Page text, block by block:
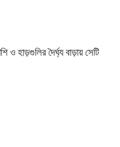
ও হাড়গুলির দৈর্ঘ্য বাড়ায় সেটি